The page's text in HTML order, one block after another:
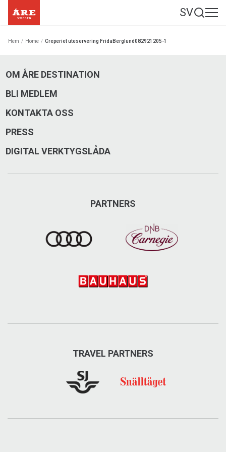
SV
Hem / Home / Creperiet uteservering FridaBerglund082921205-1
OM ÅRE DESTINATION
BLI MEDLEM
KONTAKTA OSS
PRESS
DIGITAL VERKTYGSLÅDA
PARTNERS
TRAVEL PARTNERS